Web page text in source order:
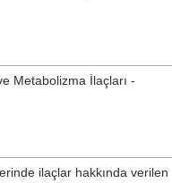
Metabolizma İlaçları -
ilaçlar hakkında verilen